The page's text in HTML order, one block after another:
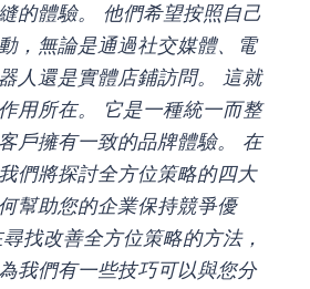
的體驗。 他們希望按照自己
，無論是通過社交媒體、電
人還是實體店鋪訪問。 這就
用所在。 它是一種統一而整
戶擁有一致的品牌體驗。 在
們將探討全方位策略的四大
幫助您的企業保持競爭優
找改善全方位策略的方法，
我們有一些技巧可以與您分